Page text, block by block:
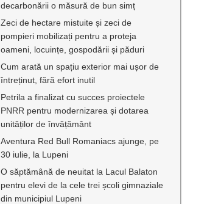
decarbonării o măsură de bun simț
Zeci de hectare mistuite și zeci de
pompieri mobilizați pentru a proteja
oameni, locuințe, gospodării și păduri
Cum arată un spațiu exterior mai ușor de
întreținut, fără efort inutil
Petrila a finalizat cu succes proiectele
PNRR pentru modernizarea și dotarea
unităților de învățământ
Aventura Red Bull Romaniacs ajunge, pe
30 iulie, la Lupeni
O săptămână de neuitat la Lacul Balaton
pentru elevi de la cele trei școli gimnaziale
din municipiul Lupeni